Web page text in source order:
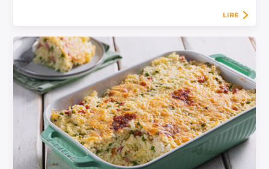
LIRE